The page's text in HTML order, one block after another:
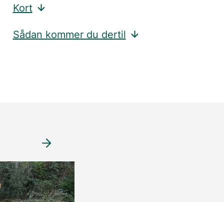
Kort
Sådan kommer du dertil